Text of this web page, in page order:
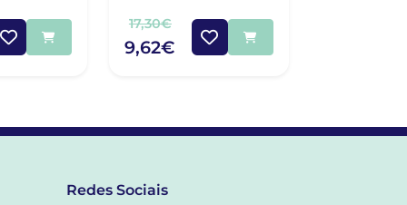
17,30€
9,62€
Redes Sociais